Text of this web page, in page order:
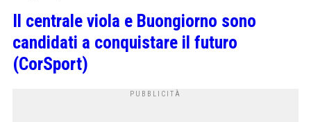
Il centrale viola e Buongiorno sono
candidati a conquistare il futuro
(CorSport)